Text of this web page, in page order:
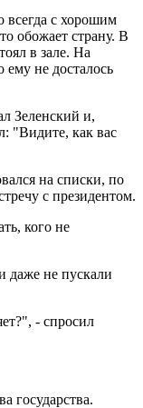
всегда с хорошим
обожает страну. В
в зале. На
ему не досталось
Зеленский и,
"Видите, как вас
на списки, по
с президентом.
кого не
даже не пускали
- спросил
государства.